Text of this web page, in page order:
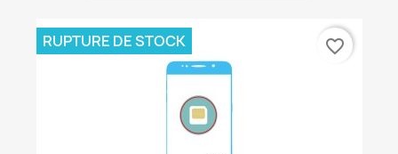
RUPTURE DE STOCK favorite_border